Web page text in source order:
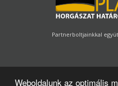
Weboldalunk az optimális
Partnerboltjainkkal